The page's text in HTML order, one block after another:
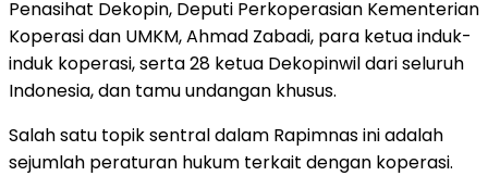
Penasihat Dekopin, Deputi Perkoperasian Kementerian
Koperasi dan UMKM, Ahmad Zabadi, para ketua induk-
induk koperasi, serta 28 ketua Dekopinwil dari seluruh
Indonesia, dan tamu undangan khusus.
Salah satu topik sentral dalam Rapimnas ini adalah
sejumlah peraturan hukum terkait dengan koperasi.